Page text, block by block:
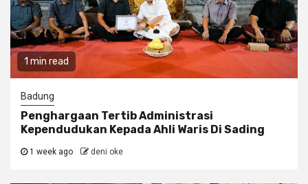
1 min read
Badung
Penghargaan Tertib Administrasi
Kependudukan Kepada Ahli Waris Di Sading
1 week ago deni oke